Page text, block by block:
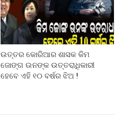
ଉତ୍ତର କୋରିଆର ଶାସକ କିମ
ଜୋଙ୍ଗ ଉନଙ୍କ ଉତ୍ତରାଧିକାରୀ
ହେବେ ଏହି ୧୦ ବର୍ଷର ଝିଅ !